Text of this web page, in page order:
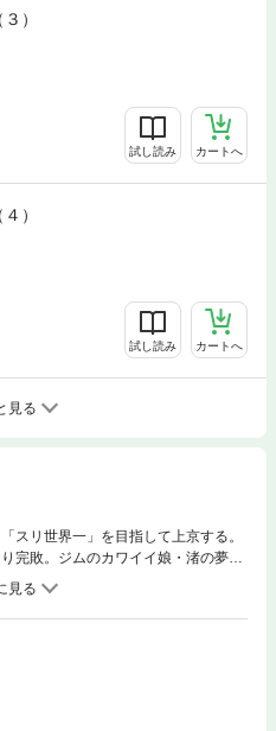
）
試し読み カートへ
）
試し読み カートへ
見る
スリ世界一」を目指して上京する。
完敗。ジムのカワイイ娘・渚の夢が
と」と知り、目標変更。目指すはボ